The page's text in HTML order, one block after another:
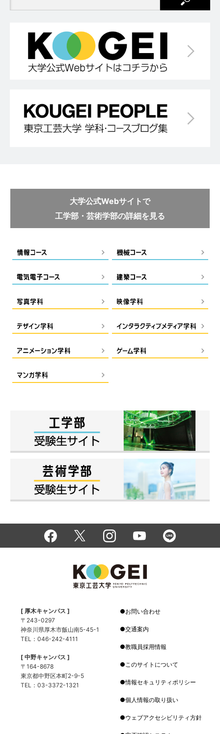
大学公式Webサイトで
工学部・芸術学部の詳細を見る
[ 厚木キャンパス ]
〒243-0297
神奈川県厚木市飯山南5-45-1
TEL：046-242-4111
[ 中野キャンパス ]
〒164-8678
東京都中野区本町2-9-5
TEL：03-3372-1321
お問い合わせ
交通案内
教職員採用情報
このサイトについて
情報セキュリティポリシー
個人情報の取り扱い
ウェブアクセシビリティ方針